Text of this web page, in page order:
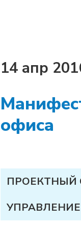
14 апр
офиса
ПРОЕКТНЫЙ